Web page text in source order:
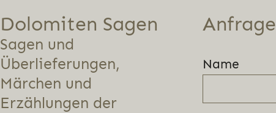
Dolomiten Sagen
Sagen und
Überlieferungen,
Märchen und
Erzählungen der
Anfrage
Name